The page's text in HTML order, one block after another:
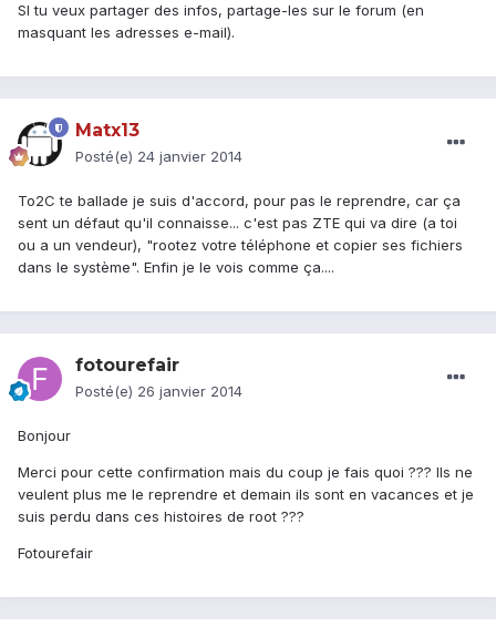
SI tu veux partager des infos, partage-les sur le forum (en
masquant les adresses e-mail).
Matx13
Posté(e) 24 janvier 2014
To2C te ballade je suis d'accord, pour pas le reprendre, car ça
sent un défaut qu'il connaisse... c'est pas ZTE qui va dire (a toi
ou a un vendeur), "rootez votre téléphone et copier ses fichiers
dans le système". Enfin je le vois comme ça....
fotourefair
Posté(e) 26 janvier 2014
Bonjour
Merci pour cette confirmation mais du coup je fais quoi ??? Ils ne
veulent plus me le reprendre et demain ils sont en vacances et je
suis perdu dans ces histoires de root ???
Fotourefair